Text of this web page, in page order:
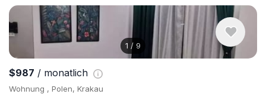
1 / 9
$987 / monatlich
Wohnung , Polen, Krakau